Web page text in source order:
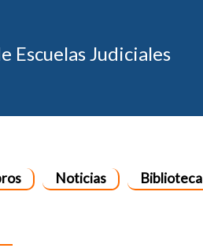
Escuelas Judiciales
Noticias Biblioteca